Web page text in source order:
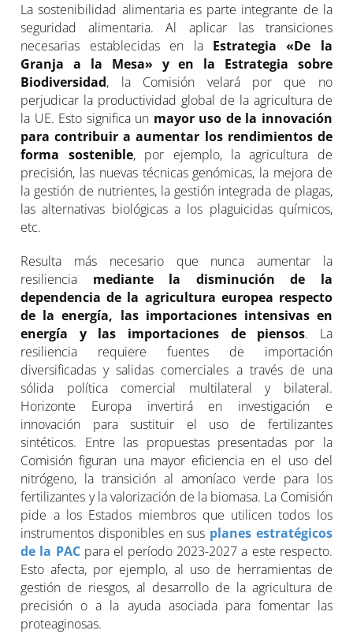
La sostenibilidad alimentaria es parte integrante de la
seguridad alimentaria. Al aplicar las transiciones
necesarias establecidas en la Estrategia «De la
Granja a la Mesa» y en la Estrategia sobre
Biodiversidad, la Comisión velará por que no
perjudicar la productividad global de la agricultura de
la UE. Esto significa un mayor uso de la innovación
para contribuir a aumentar los rendimientos de
forma sostenible, por ejemplo, la agricultura de
precisión, las nuevas técnicas genómicas, la mejora de
la gestión de nutrientes, la gestión integrada de plagas,
las alternativas biológicas a los plaguicidas químicos,
etc.
Resulta más necesario que nunca aumentar la
resiliencia mediante la disminución de la
dependencia de la agricultura europea respecto
de la energía, las importaciones intensivas en
energía y las importaciones de piensos. La
resiliencia requiere fuentes de importación
diversificadas y salidas comerciales a través de una
sólida política comercial multilateral y bilateral.
Horizonte Europa invertirá en investigación e
innovación para sustituir el uso de fertilizantes
sintéticos. Entre las propuestas presentadas por la
Comisión figuran una mayor eficiencia en el uso del
nitrógeno, la transición al amoníaco verde para los
fertilizantes y la valorización de la biomasa. La Comisión
pide a los Estados miembros que utilicen todos los
instrumentos disponibles en sus planes estratégicos
de la PACpara el período 2023-2027 a este respecto.
Esto afecta, por ejemplo, al uso de herramientas de
gestión de riesgos, al desarrollo de la agricultura de
precisión o a la ayuda asociada para fomentar las
proteaginosas.